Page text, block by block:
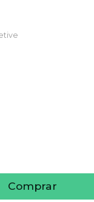
Comprar